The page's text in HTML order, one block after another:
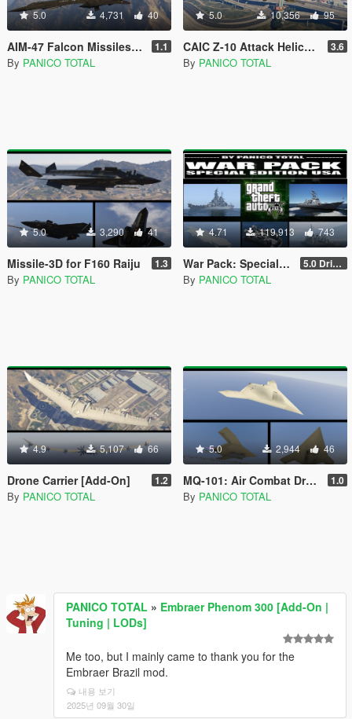
5.0 4,731 40
AIM-47 Falcon Missiles for YF-12A Interceptor 1.1
By PANICO TOTAL
5.0 10,356 95
CAIC Z-10 Attack Helicopter [Add-On] 3.6
By PANICO TOTAL
5.0 3,290 41
Missile-3D for F160 Raiju 1.3
By PANICO TOTAL
4.71 119,913 743
War Pack: Special Edition USA [ AddOn | Mods | Custom Layouts] 5.0 Drive Google
By PANICO TOTAL
4.9 5,107 66
Drone Carrier [Add-On] 1.2
By PANICO TOTAL
5.0 2,944 46
MQ-101: Air Combat Drone [Add-on] 1.0
By PANICO TOTAL
PANICO TOTAL » Embraer Phenom 300 [Add-On |
Tuning | LODs]
Me too, but I mainly came to thank you for the
Embraer Brazil mod.
내용 보기
2025년 09월 30일